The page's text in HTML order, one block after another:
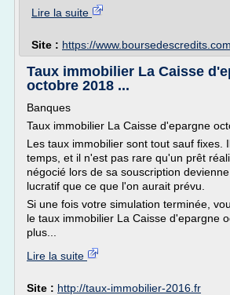
Lire la suite
Site : https://www.boursedescredits.com
Taux immobilier La Caisse
octobre 2018 ...
Banques
Taux immobilier La Caisse d'epargne
Les taux immobilier sont tout sauf fixes.
temps, et il n'est pas rare qu'un prêt
négocié lors de sa souscription
lucratif que ce que l'on aurait prévu.
Si une fois votre simulation terminée,
le taux immobilier La Caisse d'epargne
plus...
Lire la suite
Site : http://taux-immobilier-2016.fr